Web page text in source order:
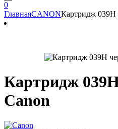
0
ГлавнаяCANONКартридж 039H
Картридж
Canon